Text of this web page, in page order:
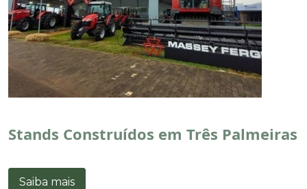
Stands Construídos em Três Palmeiras
Saiba mais